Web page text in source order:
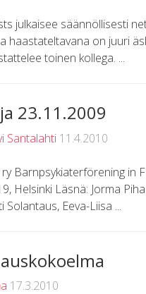
julkaisee säännöllisesti
haastateltavana on juuri
toinen kollega. ...
23.11.2009
Santalahti 11.4.2010
Barnpsykiaterförening in
Helsinki Läsnä: Jorma
Eeva-Liisa ...
17.3.2010